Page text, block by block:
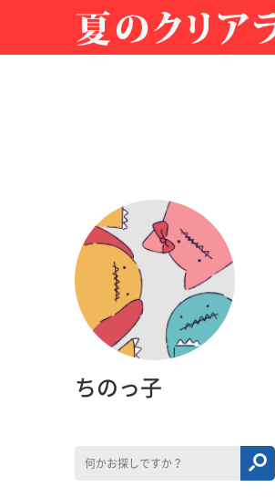
ちのっ子